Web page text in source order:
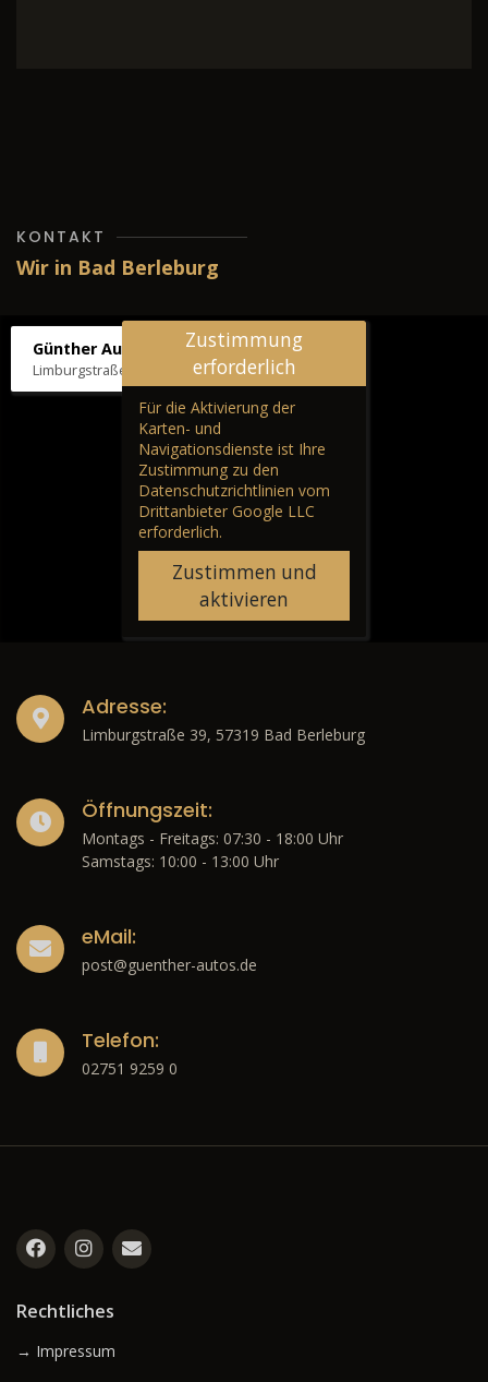
KONTAKT
Wir in Bad Berleburg
Günther Autos & Service
Limburgstraße 39, 57319 Bad Berleburg
Zustimmung
erforderlich
Für die Aktivierung der
Karten- und
Navigationsdienste ist Ihre
Zustimmung zu den
Datenschutzrichtlinien vom
Drittanbieter Google LLC
erforderlich.
Zustimmen und
aktivieren
Adresse:
Limburgstraße 39, 57319 Bad Berleburg
Öffnungszeit:
Montags - Freitags: 07:30 - 18:00 Uhr
Samstags: 10:00 - 13:00 Uhr
eMail:
post@guenther-autos.de
Telefon:
02751 9259 0
Rechtliches
→ Impressum